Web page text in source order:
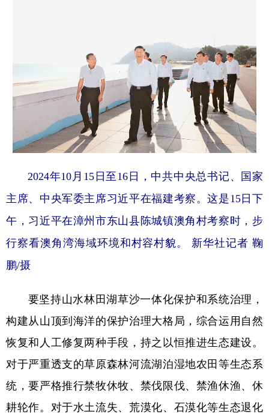
2024年10月15日至16日，中共中央总书记、国家
主席、中央军委主席习近平在福建考察。这是15日下
午，习近平在漳州市东山县陈城镇澳角村考察时，步
行察看澳角湾海域环境和村容村貌。 新华社记者 鞠
鹏/摄
要坚持山水林田湖草沙一体化保护和系统治理，
构建从山顶到海洋的保护治理大格局，综合运用自然
恢复和人工修复两种手段，持之以恒推进生态建设。
对于严重透支的草原森林河流湖泊湿地农田等生态系
统，要严格推行禁牧休牧、禁伐限伐、禁渔休渔、休
耕轮作。对于水土流失、荒漠化、石漠化等生态退化